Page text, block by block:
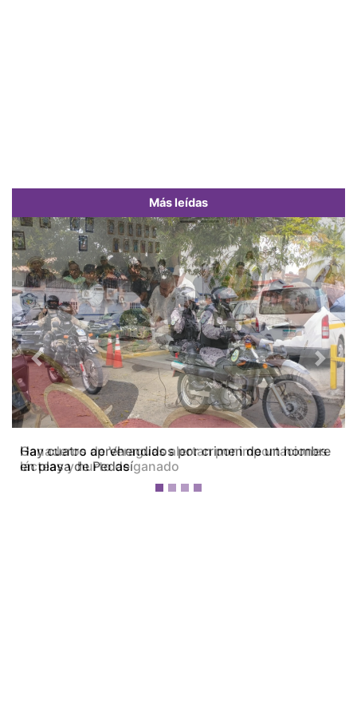
Más leídas
Ganaderos de Veraguas alertan por importaciones
lácteas y hurto de ganado
Previous Next